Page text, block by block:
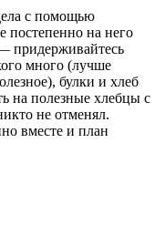
с помощью
постепенно на него
придерживайтесь
много (лучше
булки и хлеб
на полезные хлебцы с
не отменял.
вместе и план